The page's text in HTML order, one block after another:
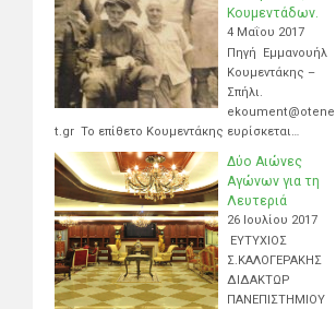
Κουμεντάδων.
4 Μαΐου 2017
Πηγή Εμμανουήλ
Κουμεντάκης –
Σπήλι.
ekoument@otene
t.gr Το επίθετο Κουμεντάκης ευρίσκεται…
Δύο Αιώνες
Αγώνων για τη
Λευτεριά
26 Ιουλίου 2017
ΕΥΤΥΧΙΟΣ
Σ.ΚΑΛΟΓΕΡΑΚΗΣ
ΔΙΔΑΚΤΩΡ
ΠΑΝΕΠΙΣΤΗΜΙΟΥ